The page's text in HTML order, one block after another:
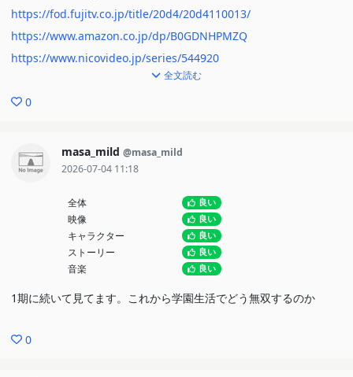
https://fod.fujitv.co.jp/title/20d4/20d4110013/
https://www.amazon.co.jp/dp/B0GDNHPMZQ
https://www.nicovideo.jp/series/544920
全文読む
0
masa_mild @masa_mild
2026-07-04 11:18
全体 良い
映像 良い
キャラクター 良い
ストーリー 良い
音楽 良い
1期に続いて見てます。これから学園生活でどう無双するのか
0